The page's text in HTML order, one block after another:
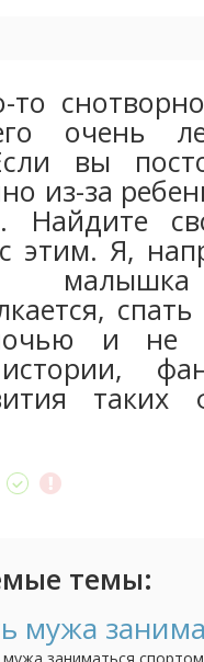
то
очень
вы
из-за
Найдите
этим. Я,
малышка
и не
таких
темы:
мужа